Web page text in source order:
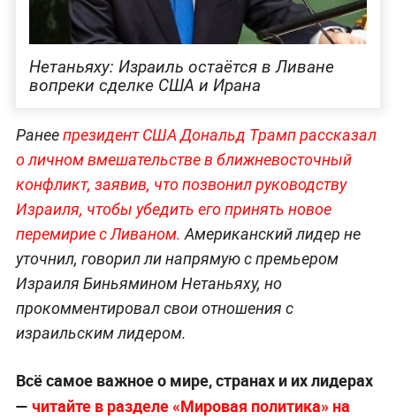
Нетаньяху: Израиль остаётся в Ливане
вопреки сделке США и Ирана
Ранеепрезидент США Дональд Трамп рассказал
о личном вмешательстве в ближневосточный
конфликт, заявив, что позвонил руководству
Израиля, чтобы убедить его принять новое
перемирие с Ливаном. Американский лидер не
уточнил, говорил ли напрямую с премьером
Израиля Биньямином Нетаньяху, но
прокомментировал свои отношения с
израильским лидером.
Всё самое важное о мире, странах и их лидерах
— читайте в разделе «Мировая политика» на